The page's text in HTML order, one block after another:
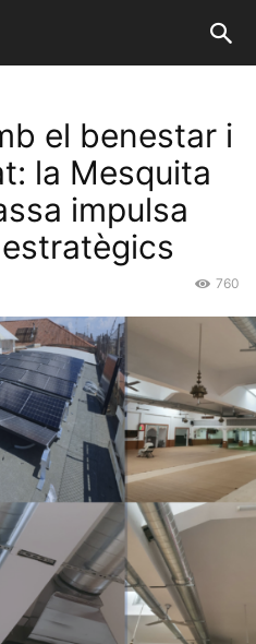
el benestar i
la Mesquita
impulsa
760